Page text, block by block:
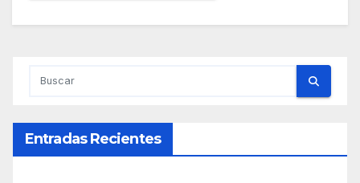
Entradas Recientes